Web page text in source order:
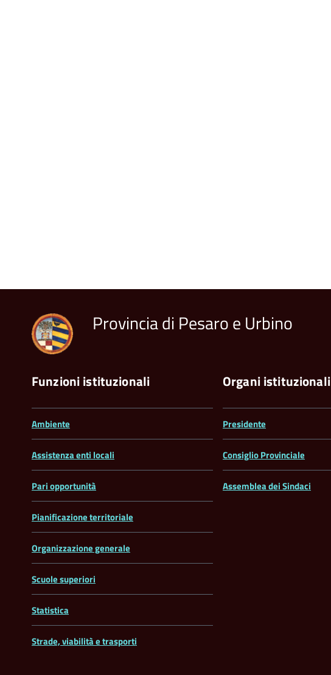
Provincia di Pesaro e Urbino
Funzioni istituzionali
Ambiente
Assistenza enti locali
Pari opportunità
Pianificazione territoriale
Organizzazione generale
Scuole superiori
Statistica
Strade, viabilità e trasporti
Organi istituzionali
Presidente
Consiglio Provinciale
Assemblea dei Sindaci